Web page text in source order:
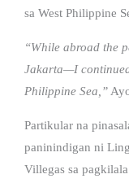
sa West Philippine
“While abroad the
Jakarta—I
Philippine Sea,”
Partikular na
paninindigan ni
Villegas sa